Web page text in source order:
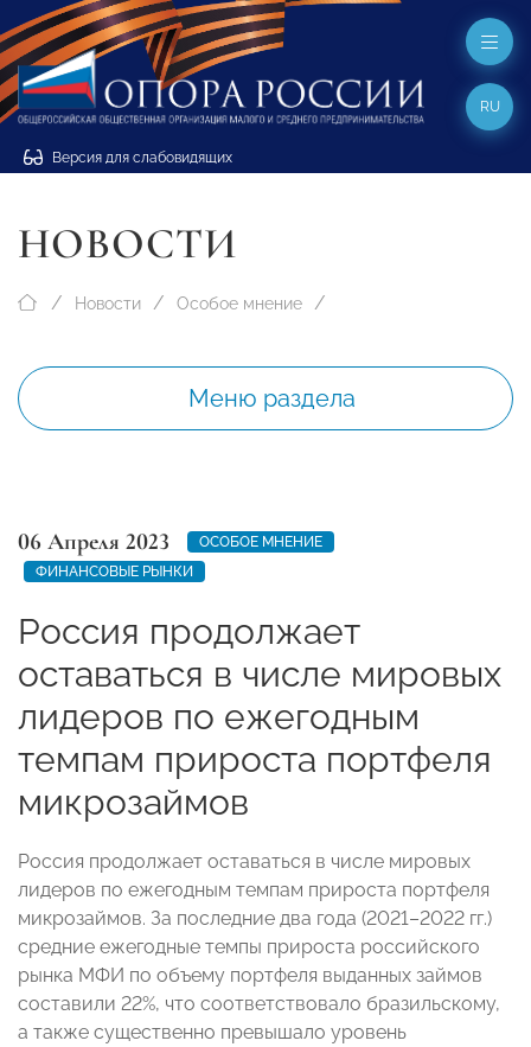
Версия для слабовидящих
RU
НОВОСТИ
Новости Особое мнение
Меню раздела
06 Апреля 2023
ОСОБОЕ МНЕНИЕ
ФИНАНСОВЫЕ РЫНКИ
Россия продолжает
оставаться в числе мировых
лидеров по ежегодным
темпам прироста портфеля
микрозаймов
Россия продолжает оставаться в числе мировых
лидеров по ежегодным темпам прироста портфеля
микрозаймов. За последние два года (2021–2022 гг.)
средние ежегодные темпы прироста российского
рынка МФИ по объему портфеля выданных займов
составили 22%, что соответствовало бразильскому,
а также существенно превышало уровень